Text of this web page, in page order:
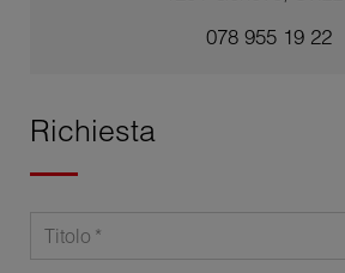
Richiesta
Titolo
078 955 19 22